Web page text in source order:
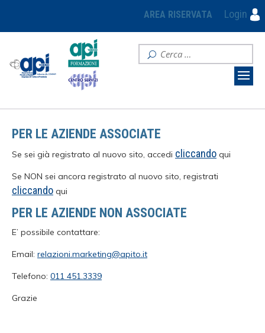
AREA RISERVATA Login
PER LE AZIENDE ASSOCIATE
Se sei già registrato al nuovo sito, accedi cliccando qui
Se NON sei ancora registrato al nuovo sito, registrati
cliccando qui
PER LE AZIENDE NON ASSOCIATE
E’ possibile contattare:
Email: relazioni.marketing@apito.it
Telefono: 011 451.3339
Grazie